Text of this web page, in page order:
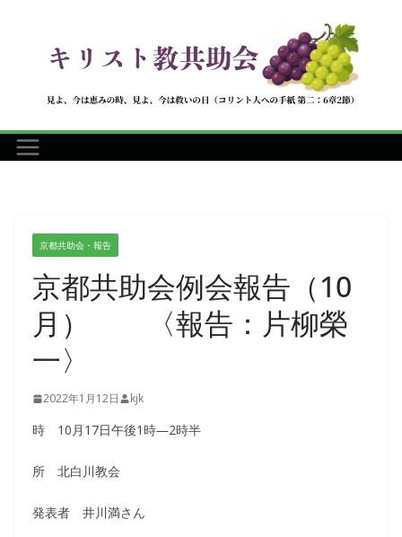
へ
ス
京都共助会・報告
京都共助会例会報告（10
月） 〈報告：片柳榮
一〉
2022年1月12日 kjk
時 10月17日午後1時―2時半
所 北白川教会
発表者 井川満さん